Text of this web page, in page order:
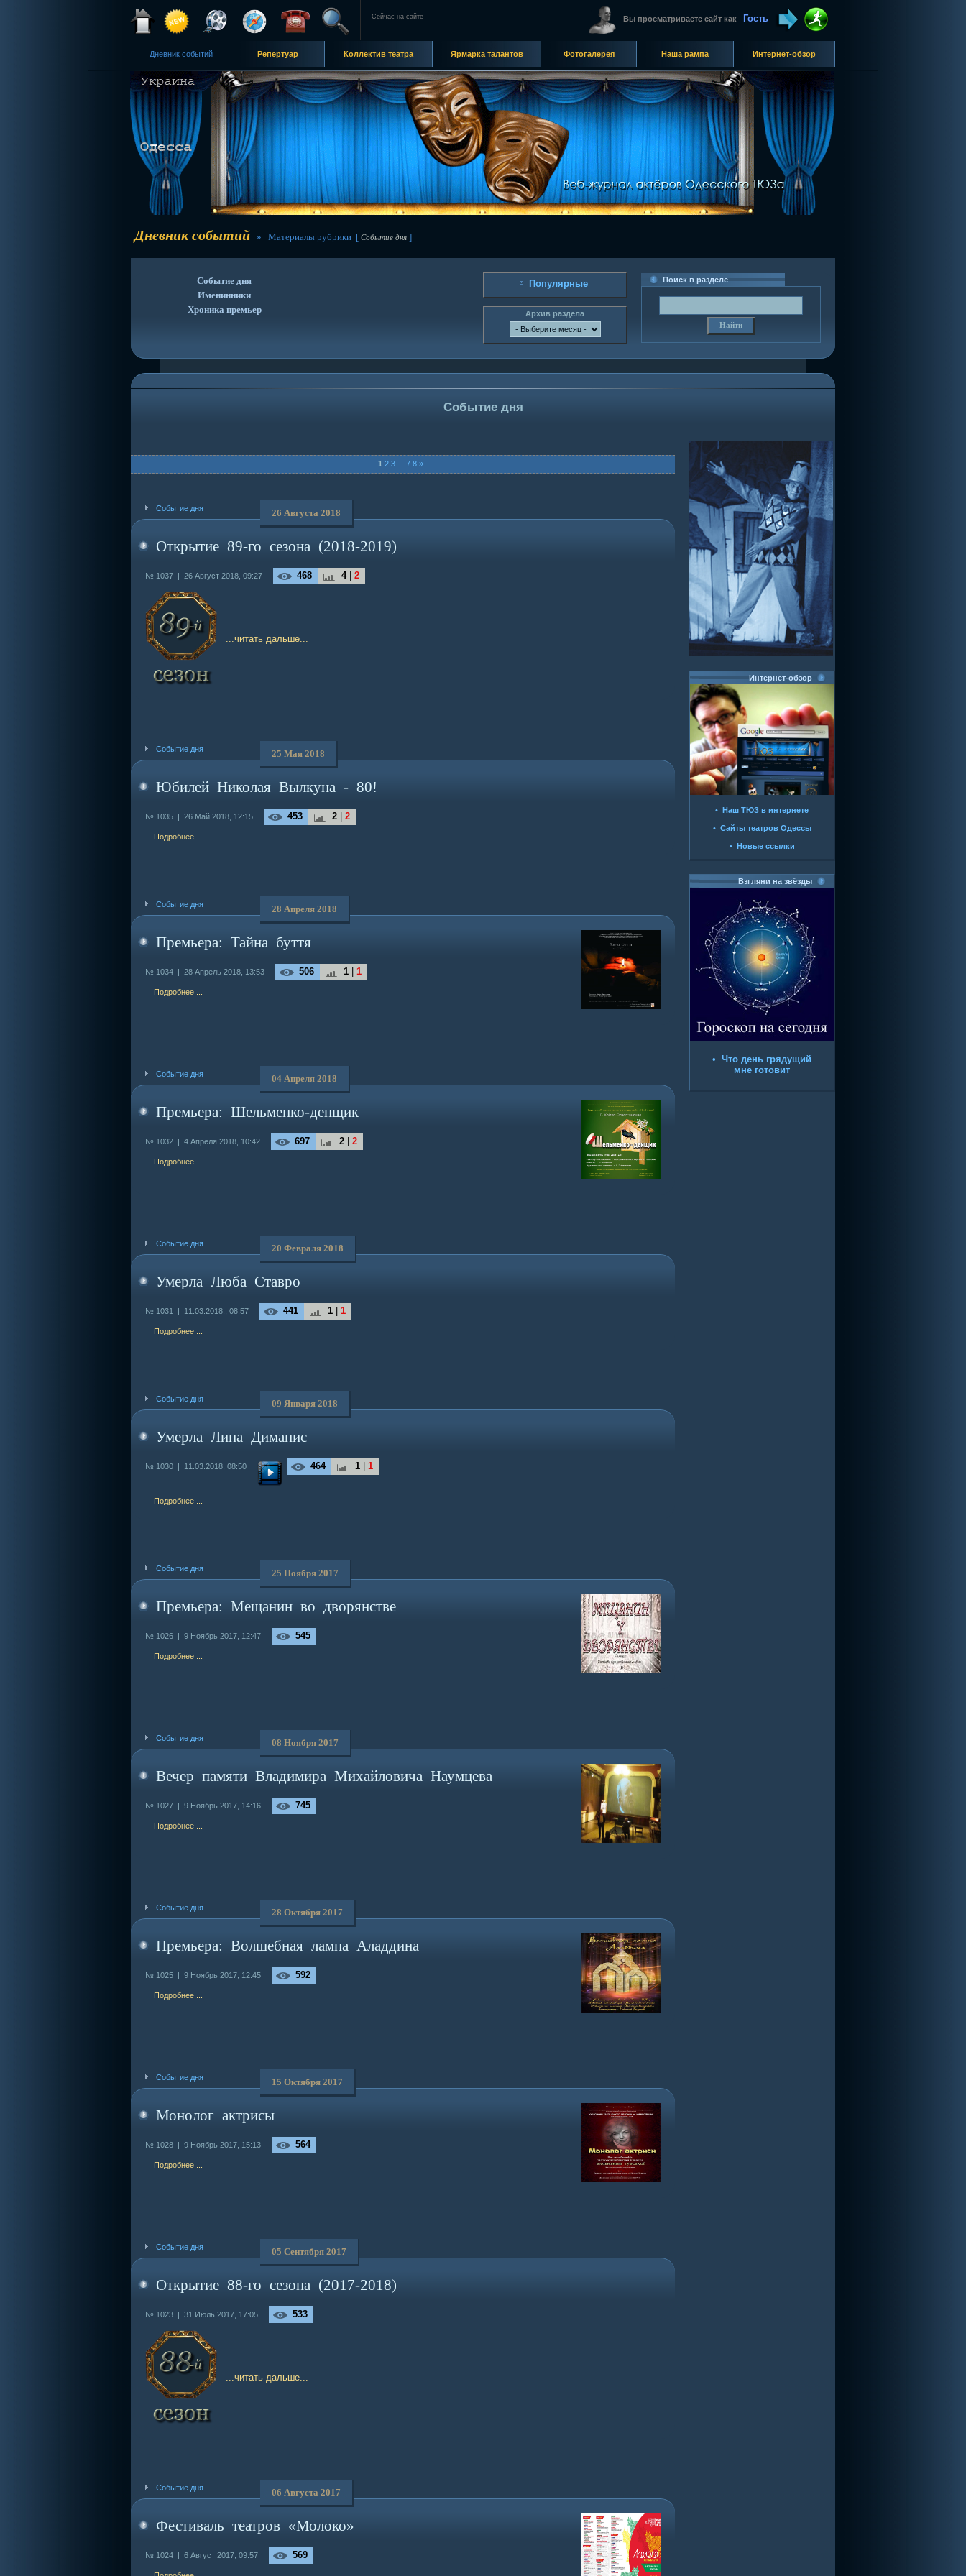
Сейчас на сайте Вы просматриваете сайт как Гость
Дневник событий Репертуар Коллектив театра Ярмарка талантов Фотогалерея Наша рампа Интернет-обзор
Дневник событий » Материалы рубрики [ Событие дня ]
Событие дня
Именинники
Хроника премьер
Популярные
Архив раздела
Поиск в разделе
Событие дня
1 2 3 7 8 »
Событие дня 26 Августа 2018
Открытие 89-го сезона (2018-2019)
№ 1037 | 26 Август 2018, 09:27 468 4| 2
...читать дальше...
Событие дня 25 Мая 2018
Юбилей Николая Вылкуна - 80!
№ 1035 | 26 Май 2018, 12:15 453 2 2
Подробнее ...
Событие дня 28 Апреля 2018
Премьера: Тайна буття
№ 1034 | 28 Апрель 2018, 13:53 506 1 1
Подробнее ...
Событие дня 04 Апреля 2018
Премьера: Шельменко-денщик
№ 1032 | 4 Апреля 2018, 10:42 697 2 2
Подробнее ...
Событие дня 20 Февраля 2018
Умерла Люба Ставро
№ 1031 | 11.03.2018:, 08:57 441 1 1
Подробнее ...
Событие дня 09 Января 2018
Умерла Лина Диманис
№ 1030 | 11.03.2018, 08:50 464 1 1
Подробнее ...
Событие дня 25 Ноября 2017
Премьера: Мещанин во дворянстве
№ 1026 | 9 Ноябрь 2017, 12:47 545
Подробнее ...
Событие дня 08 Ноября 2017
Вечер памяти Владимира Михайловича Наумцева
№ 1027 | 9 Ноябрь 2017, 14:16 745
Подробнее ...
Событие дня 28 Октября 2017
Премьера: Волшебная лампа Аладдина
№ 1025 | 9 Ноябрь 2017, 12:45 592
Подробнее ...
Событие дня 15 Октября 2017
Монолог актрисы
№ 1028 | 9 Ноябрь 2017, 15:13 564
Подробнее ...
Событие дня 05 Сентября 2017
Открытие 88-го сезона (2017-2018)
№ 1023 | 31 Июль 2017, 17:05 533
...читать дальше...
Событие дня 06 Августа 2017
Фестиваль театров «Молоко»
№ 1024 | 6 Август 2017, 09:57 569
Интернет-обзор
• Наш ТЮЗ в интернете
• Сайты театров Одессы
• Новые ссылки
Взгляни на звёзды
• Что день грядущий
мне готовит